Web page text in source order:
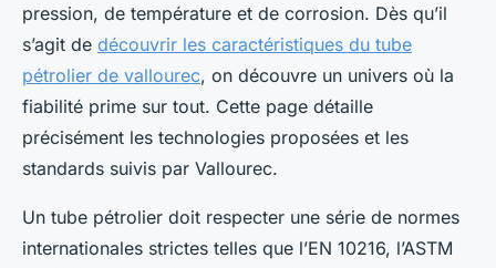
pression, de température et de corrosion. Dès qu’il
s’agit de découvrir les caractéristiques du tube
pétrolier de vallourec, on découvre un univers où la
fiabilité prime sur tout. Cette page détaille
précisément les technologies proposées et les
standards suivis par Vallourec.
Un tube pétrolier doit respecter une série de normes
internationales strictes telles que l’EN 10216, l’ASTM